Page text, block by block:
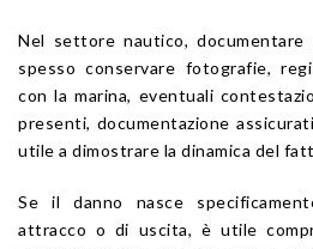
Nel settore nautico, documentare
spesso conservare fotografie,
con la marina, eventuali
presenti, documentazione
utile a dimostrare la dinamica del
Se il danno nasce
attracco o di uscita, è utile